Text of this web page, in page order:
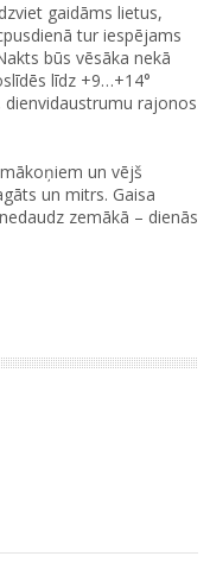
gaidāms lietus,
tur iespējams
būs vēsāka nekā
līdz +9…+14°
dienvidaustrumu rajonos
un vējš
un mitrs. Gaisa
zemākā – dienās